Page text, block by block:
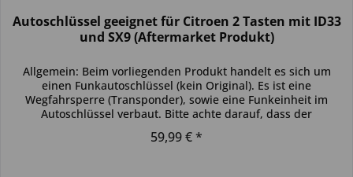
Autoschlüssel geeignet für Citroen 2 Tasten mit ID33
und SX9 (Aftermarket Produkt)
Allgemein: Beim vorliegenden Produkt handelt es sich um
einen Funkautoschlüssel (kein Original). Es ist eine
Wegfahrsperre (Transponder), sowie eine Funkeinheit im
Autoschlüssel verbaut. Bitte achte darauf, dass der
59,99 € *